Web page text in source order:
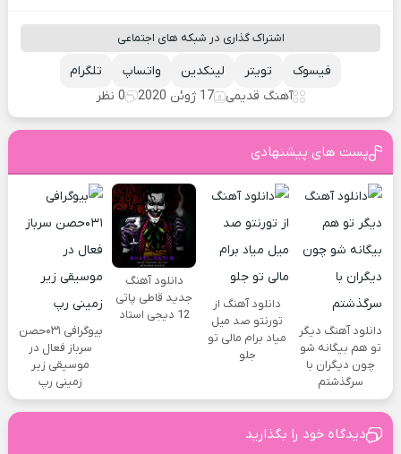
اشتراک گذاری در شبکه های اجتماعی
تلگرام واتساپ لینکدین تویتر
فیسوک
آهنگ قدیمی
17 ژوئن 2020 0 نظر
پست های پیشنهادی
دانلود آهنگ دیگر
تو هم بیگانه شو
چون دیگران با
سرگذشتم
دانلود آهنگ از
تورنتو صد میل
میاد برام مالی تو
جلو
دانلود آهنگ
جدید قاطی پاتی
12 دیجی استاد
بیوگرافی ۰۳۱حصن
سرباز فعال در
موسیقی زیر
زمینی رپ
دیدگاه خود را بگذارید